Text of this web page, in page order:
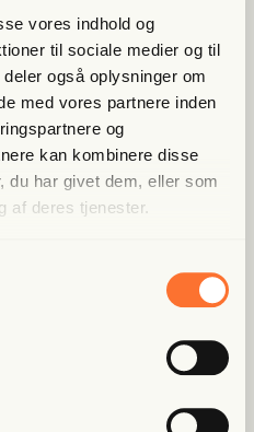
vores indhold og
til sociale medier og til
også oplysninger om
med vores partnere inden
og
kan kombinere disse
du har givet dem, eller som
af deres tjenester.
til hele Fri­heds­bre­vet. Fra
jour­na­li­stik, du ikke
ste­der
og spar nu